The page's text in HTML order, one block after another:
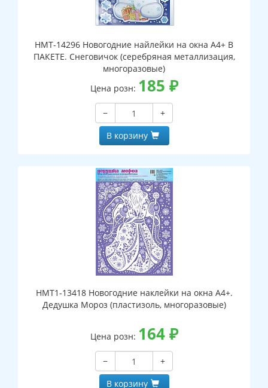
НМТ-14296 Новогодние найлейки на окна А4+ В
ПАКЕТЕ. Снеговичок (серебряная металлизация,
многоразовые)
Цена розн: 185 ₽
−
+
В корзину
НМТ1-13418 Новогодние наклейки на окна А4+.
Дедушка Мороз (пластизоль, многоразовые)
Цена розн: 164₽
−
+
В корзину